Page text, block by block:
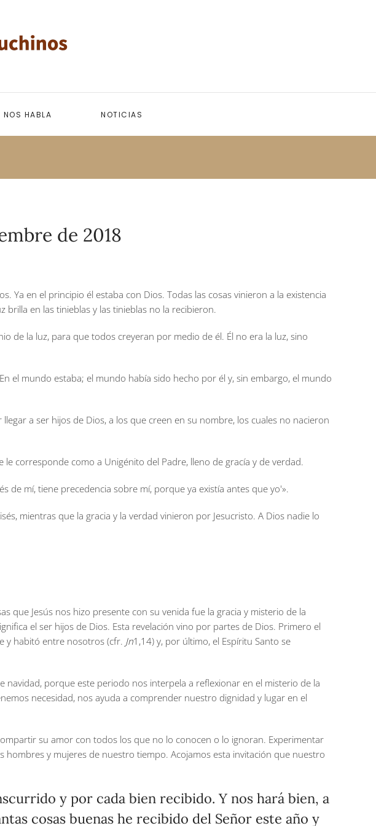
NOS HABLA NOTICIAS
de 2018
Ya en el principio él estaba con Dios. Todas las cosas vinieron a la existencia
brilla en las tinieblas y las tinieblas no la recibieron.
de la luz, para que todos creyeran por medio de él. Él no era la luz, sino
el mundo estaba; el mundo había sido hecho por él y, sin embargo, el mundo
a ser hijos de Dios, a los que creen en su nombre, los cuales no nacieron
corresponde como a Unigénito del Padre, lleno de gracía y de verdad.
de mí, tiene precedencia sobre mí, porque ya existía antes que yo'».
mientras que la gracia y la verdad vinieron por Jesucristo. A Dios nadie lo
que Jesús nos hizo presente con su venida fue la gracia y misterio de la
el ser hijos de Dios. Esta revelación vino por partes de Dios. Primero el
y habitó entre nosotros (cfr. Jn1,14) y, por último, el Espíritu Santo se
navidad, porque este periodo nos interpela a reflexionar en el misterio de la
necesidad, nos ayuda a comprender nuestro dignidad y lugar en el
su amor con todos los que no lo conocen o lo ignoran. Experimentar
y mujeres de nuestro tiempo. Acojamos esta invitación que nuestro
y por cada bien recibido. Y nos hará bien, a
cosas buenas he recibido del Señor este año y